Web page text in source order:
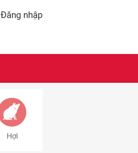
Đăng nhập
Hợi